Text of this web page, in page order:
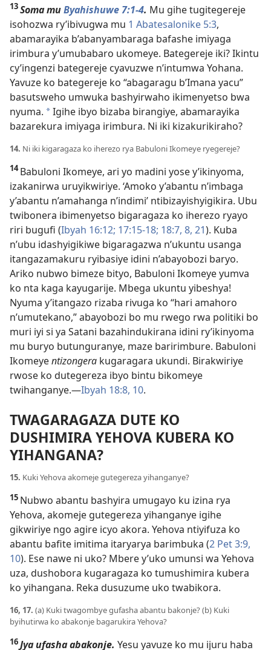
13Soma muByahishuwe 7:1-4. Mu gihe tugitegereje
isohozwa ry’ibivugwa mu 1 Abatesalonike 5:3,
abamarayika b’abanyambaraga bafashe imiyaga
irimbura y’umubabaro ukomeye. Bategereje iki? Ikintu
cy’ingenzi bategereje cyavuzwe n’intumwa Yohana.
Yavuze ko bategereje ko “abagaragu b’Imana yacu”
basutsweho umwuka bashyirwaho ikimenyetso bwa
nyuma. *Igihe ibyo bizaba birangiye, abamarayika
bazarekura imiyaga irimbura. Ni iki kizakurikiraho?
14. Ni iki kigaragaza ko iherezo rya Babuloni Ikomeye ryegereje?
14Babuloni Ikomeye, ari yo madini yose y’ikinyoma,
izakanirwa uruyikwiriye. ‘Amoko y’abantu n’imbaga
y’abantu n’amahanga n’indimi’ ntibizayishyigikira. Ubu
twibonera ibimenyetso bigaragaza ko iherezo ryayo
riri bugufi (Ibyah 16:12; 17:15-18; 18:7, 8, 21). Kuba
n’ubu idashyigikiwe bigaragazwa n’ukuntu usanga
itangazamakuru ryibasiye idini n’abayobozi baryo.
Ariko nubwo bimeze bityo, Babuloni Ikomeye yumva
ko nta kaga kayugarije. Mbega ukuntu yibeshya!
Nyuma y’itangazo rizaba rivuga ko “hari amahoro
n’umutekano,” abayobozi bo mu rwego rwa politiki bo
muri iyi si ya Satani bazahindukirana idini ry’ikinyoma
mu buryo butunguranye, maze baririmbure. Babuloni
Ikomeyentizongera kugaragara ukundi. Birakwiriye
rwose ko dutegereza ibyo bintu bikomeye
twihanganye.—Ibyah 18:8, 10.
TWAGARAGAZA DUTE KO
DUSHIMIRA YEHOVA KUBERA KO
YIHANGANA?
15. Kuki Yehova akomeje gutegereza yihanganye?
15 Nubwo abantu bashyira umugayo ku izina rya
Yehova, akomeje gutegereza yihanganye igihe
gikwiriye ngo agire icyo akora. Yehova ntiyifuza ko
abantu bafite imitima itaryarya barimbuka (2 Pet 3:9,
10). Ese nawe ni uko? Mbere y’uko umunsi wa Yehova
uza, dushobora kugaragaza ko tumushimira kubera
ko yihangana. Reka dusuzume uko twabikora.
16, 17. (a) Kuki twagombye gufasha abantu bakonje? (b) Kuki
byihutirwa ko abakonje bagarukira Yehova?
16Jya ufasha abakonje. Yesu yavuze ko mu ijuru haba